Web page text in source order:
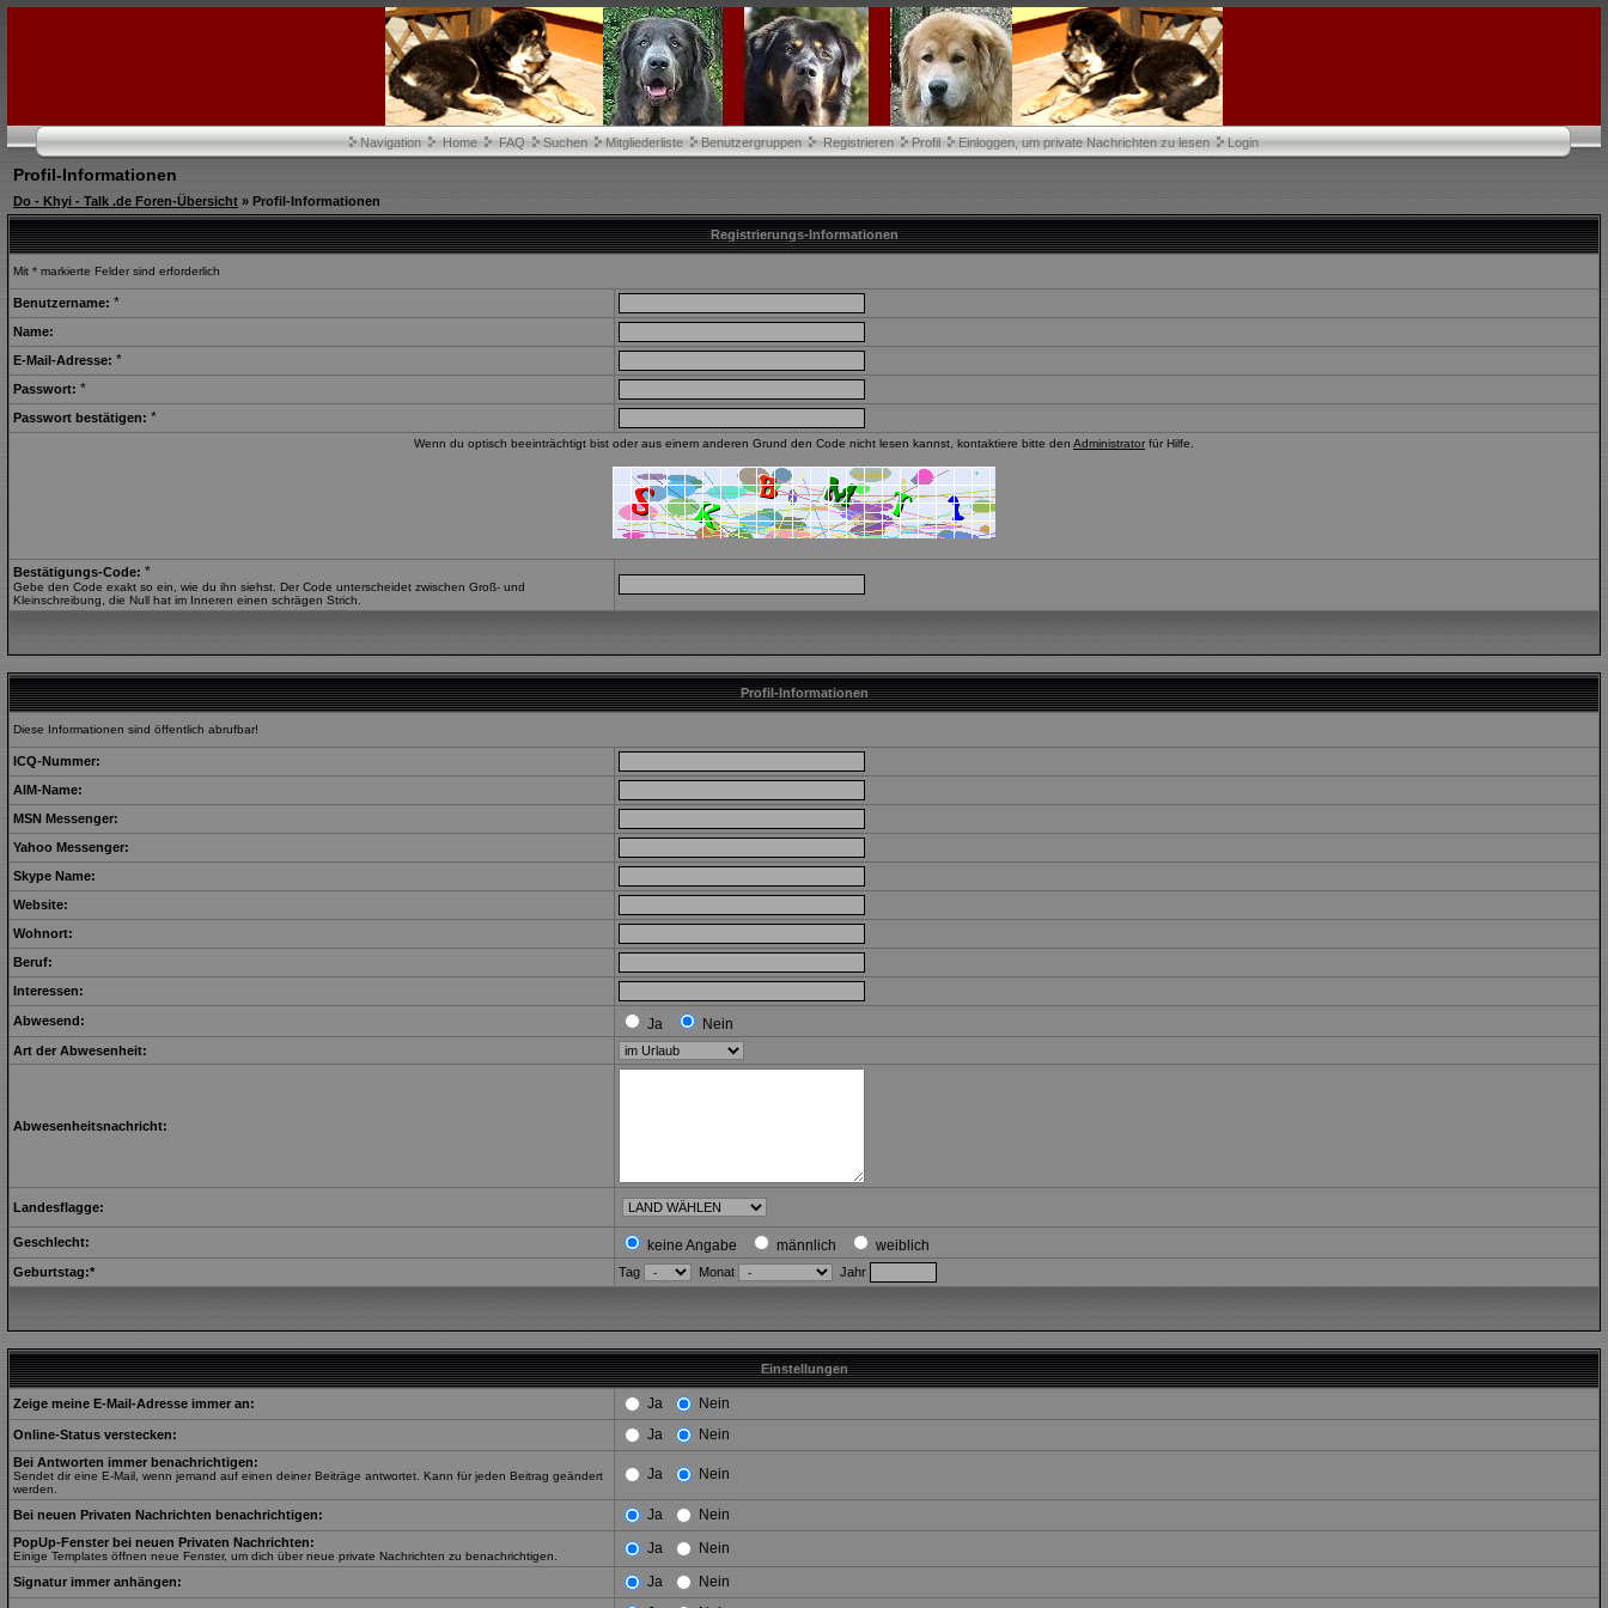
Navigation Home FAQ Suchen Mitgliederliste Benutzergruppen Registrieren Profil Einloggen, um private Nachrichten zu lesen Login
Profil-Informationen
Do - Khyi - Talk .de Foren-Übersicht » Profil-Informationen
Registrierungs-Informationen
Mit * markierte Felder sind erforderlich
Benutzername: *
Name:
E-Mail-Adresse: *
Passwort: *
Passwort bestätigen: *
Wenn du optisch beeinträchtigt bist oder aus einem anderen Grund den Code nicht lesen kannst, kontaktiere bitte den Administrator für Hilfe.
Bestätigungs-Code: *
Gebe den Code exakt so ein, wie du ihn siehst. Der Code unterscheidet zwischen Groß- und
Kleinschreibung, die Null hat im Inneren einen schrägen Strich.
Profil-Informationen
Diese Informationen sind öffentlich abrufbar!
ICQ-Nummer:
AIM-Name:
MSN Messenger:
Yahoo Messenger:
Skype Name:
Website:
Wohnort:
Beruf:
Interessen:
Abwesend: Ja Nein
Art der Abwesenheit:
Abwesenheitsnachricht:
Landesflagge:
Geschlecht: keine Angabe männlich weiblich
Geburtstag:* Tag Monat Jahr
Einstellungen
Zeige meine E-Mail-Adresse immer an: Ja Nein
Online-Status verstecken: Ja Nein
Bei Antworten immer benachrichtigen:
Sendet dir eine E-Mail, wenn jemand auf einen deiner Beiträge antwortet. Kann für jeden Beitrag geändert
werden.
Ja Nein
Bei neuen Privaten Nachrichten benachrichtigen: Ja Nein
PopUp-Fenster bei neuen Privaten Nachrichten:
Einige Templates öffnen neue Fenster, um dich über neue private Nachrichten zu benachrichtigen. Ja Nein
Signatur immer anhängen: Ja Nein